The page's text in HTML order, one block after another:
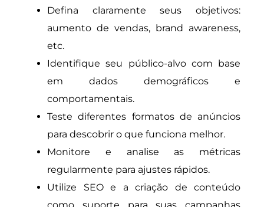
Defina claramente seus objetivos:
aumento de vendas, brand awareness,
etc.
Identifique seu público-alvo com base
em dados demográficos e
comportamentais.
Teste diferentes formatos de anúncios
para descobrir o que funciona melhor.
Monitore e analise as métricas
regularmente para ajustes rápidos.
Utilize SEO e a criação de conteúdo